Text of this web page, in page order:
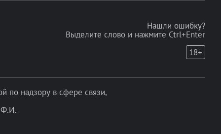
Нашли ошибку?
Выделите слово и нажмите Ctrl+Enter
18+
по надзору в сфере связи,
Ф.И.